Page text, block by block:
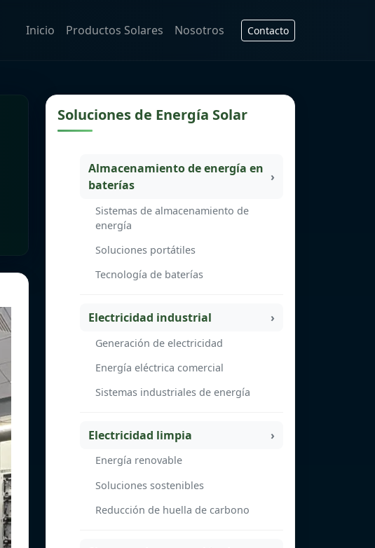
Inicio Productos Solares Nosotros Contacto
Soluciones de Energía Solar
Almacenamiento de energía en
baterías
Sistemas de almacenamiento de
energía
Soluciones portátiles
Tecnología de baterías
Electricidad industrial
Generación de electricidad
Energía eléctrica comercial
Sistemas industriales de energía
Electricidad limpia
Energía renovable
Soluciones sostenibles
Reducción de huella de carbono